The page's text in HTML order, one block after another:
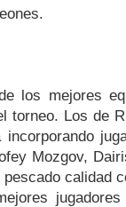
los mejores
torneo. Los de
Mozgov,
calidad